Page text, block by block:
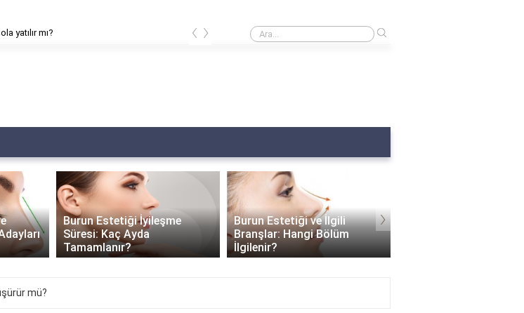
kalkar mı? Burnumda et var ne yapmalıyım?
‹ ›
Burun Estetiği ve İlgili
Branşlar: Hangi Bölüm
İlgilenir?
Burun Estetiği
Dezavantajları: Estetik
Güzellikle Beraber Gelen
Sorunlar
›
mü?